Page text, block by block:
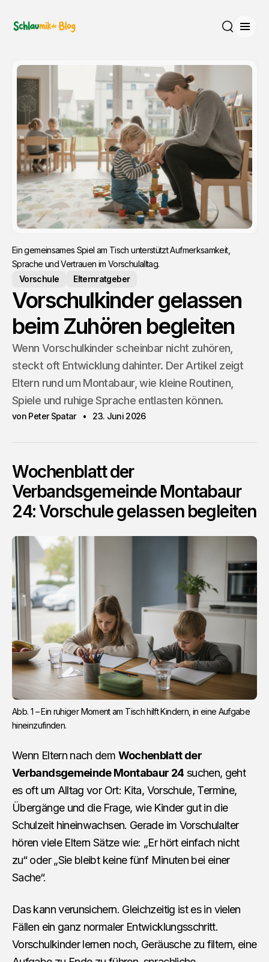
Ein gemeinsames Spiel am Tisch unterstützt Aufmerksamkeit,
Sprache und Vertrauen im Vorschulalltag.
Vorschule
Elternratgeber
Vorschulkinder gelassen
beim Zuhören begleiten
Wenn Vorschulkinder scheinbar nicht zuhören,
steckt oft Entwicklung dahinter. Der Artikel zeigt
Eltern rund um Montabaur, wie kleine Routinen,
Spiele und ruhige Sprache entlasten können.
von Peter Spatar 23. Juni 2026
Wochenblatt der
Verbandsgemeinde Montabaur
24: Vorschule gelassen begleiten
Abb. 1 – Ein ruhiger Moment am Tisch hilft Kindern, in eine Aufgabe
hineinzufinden.
Wenn Eltern nach dem Wochenblatt der
Verbandsgemeinde Montabaur 24 suchen, geht
es oft um Alltag vor Ort: Kita, Vorschule, Termine,
Übergänge und die Frage, wie Kinder gut in die
Schulzeit hineinwachsen. Gerade im Vorschulalter
hören viele Eltern Sätze wie: „Er hört einfach nicht
zu“ oder „Sie bleibt keine fünf Minuten bei einer
Sache“.
Das kann verunsichern. Gleichzeitig ist es in vielen
Fällen ein ganz normaler Entwicklungsschritt.
Vorschulkinder lernen noch, Geräusche zu filtern, eine